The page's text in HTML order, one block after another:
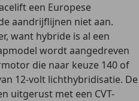
een Europese
aandrijflijnen niet aan.
want hybride is al een
wordt aangedreven
die naar keuze 140 of
12-volt lichthybridisatie. De
uitgerust met een CVT-